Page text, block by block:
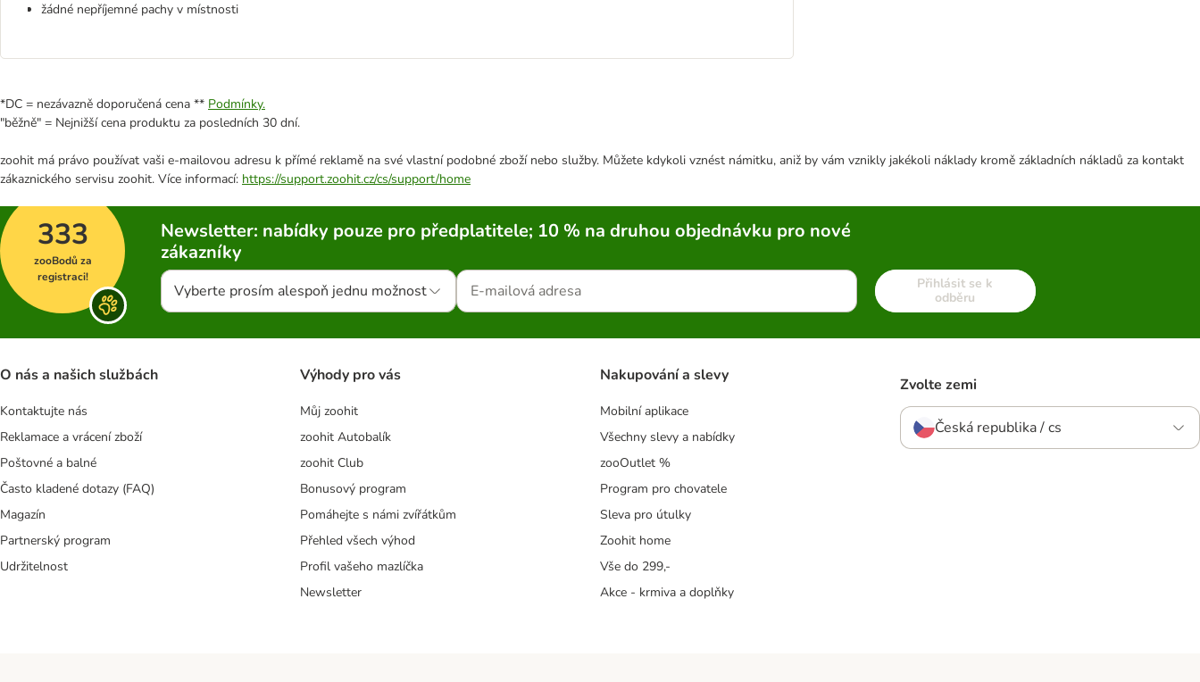
žádné nepříjemné pachy v místnosti
*DC = nezávazně doporučená cena ** Podmínky.
"běžně" = Nejnižší cena produktu za posledních 30 dní.
zoohit má právo používat vaši e-mailovou adresu k přímé reklamě na své vlastní podobné zboží nebo služby. Můžete kdykoli vznést námitku, aniž by vám vznikly jakékoli náklady kromě základních nákladů za kontakt
zákaznického servisu zoohit. Více informací: https://support.zoohit.cz/cs/support/home
333
zooBodů za
registraci!
Newsletter: nabídky pouze pro předplatitele; 10 % na druhou objednávku pro nové
zákazníky
Vyberte prosím alespoň jednu možnost
Přihlásit se k
odběru
O nás a našich službách
Kontaktujte nás
Reklamace a vrácení zboží
Poštovné a balné
Často kladené dotazy (FAQ)
Magazín
Partnerský program
Udržitelnost
Výhody pro vás
Můj zoohit
zoohit Autobalík
zoohit Club
Bonusový program
Pomáhejte s námi zvířátkům
Přehled všech výhod
Profil vašeho mazlíčka
Newsletter
Nakupování a slevy
Mobilní aplikace
Všechny slevy a nabídky
zooOutlet %
Program pro chovatele
Sleva pro útulky
Zoohit home
Vše do 299,-
Akce - krmiva a doplňky
Zvolte zemi
Česká republika / cs